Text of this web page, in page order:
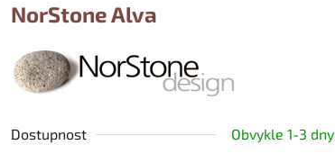
NorStone Alva
Dostupnost Obvykle 1-3 dny